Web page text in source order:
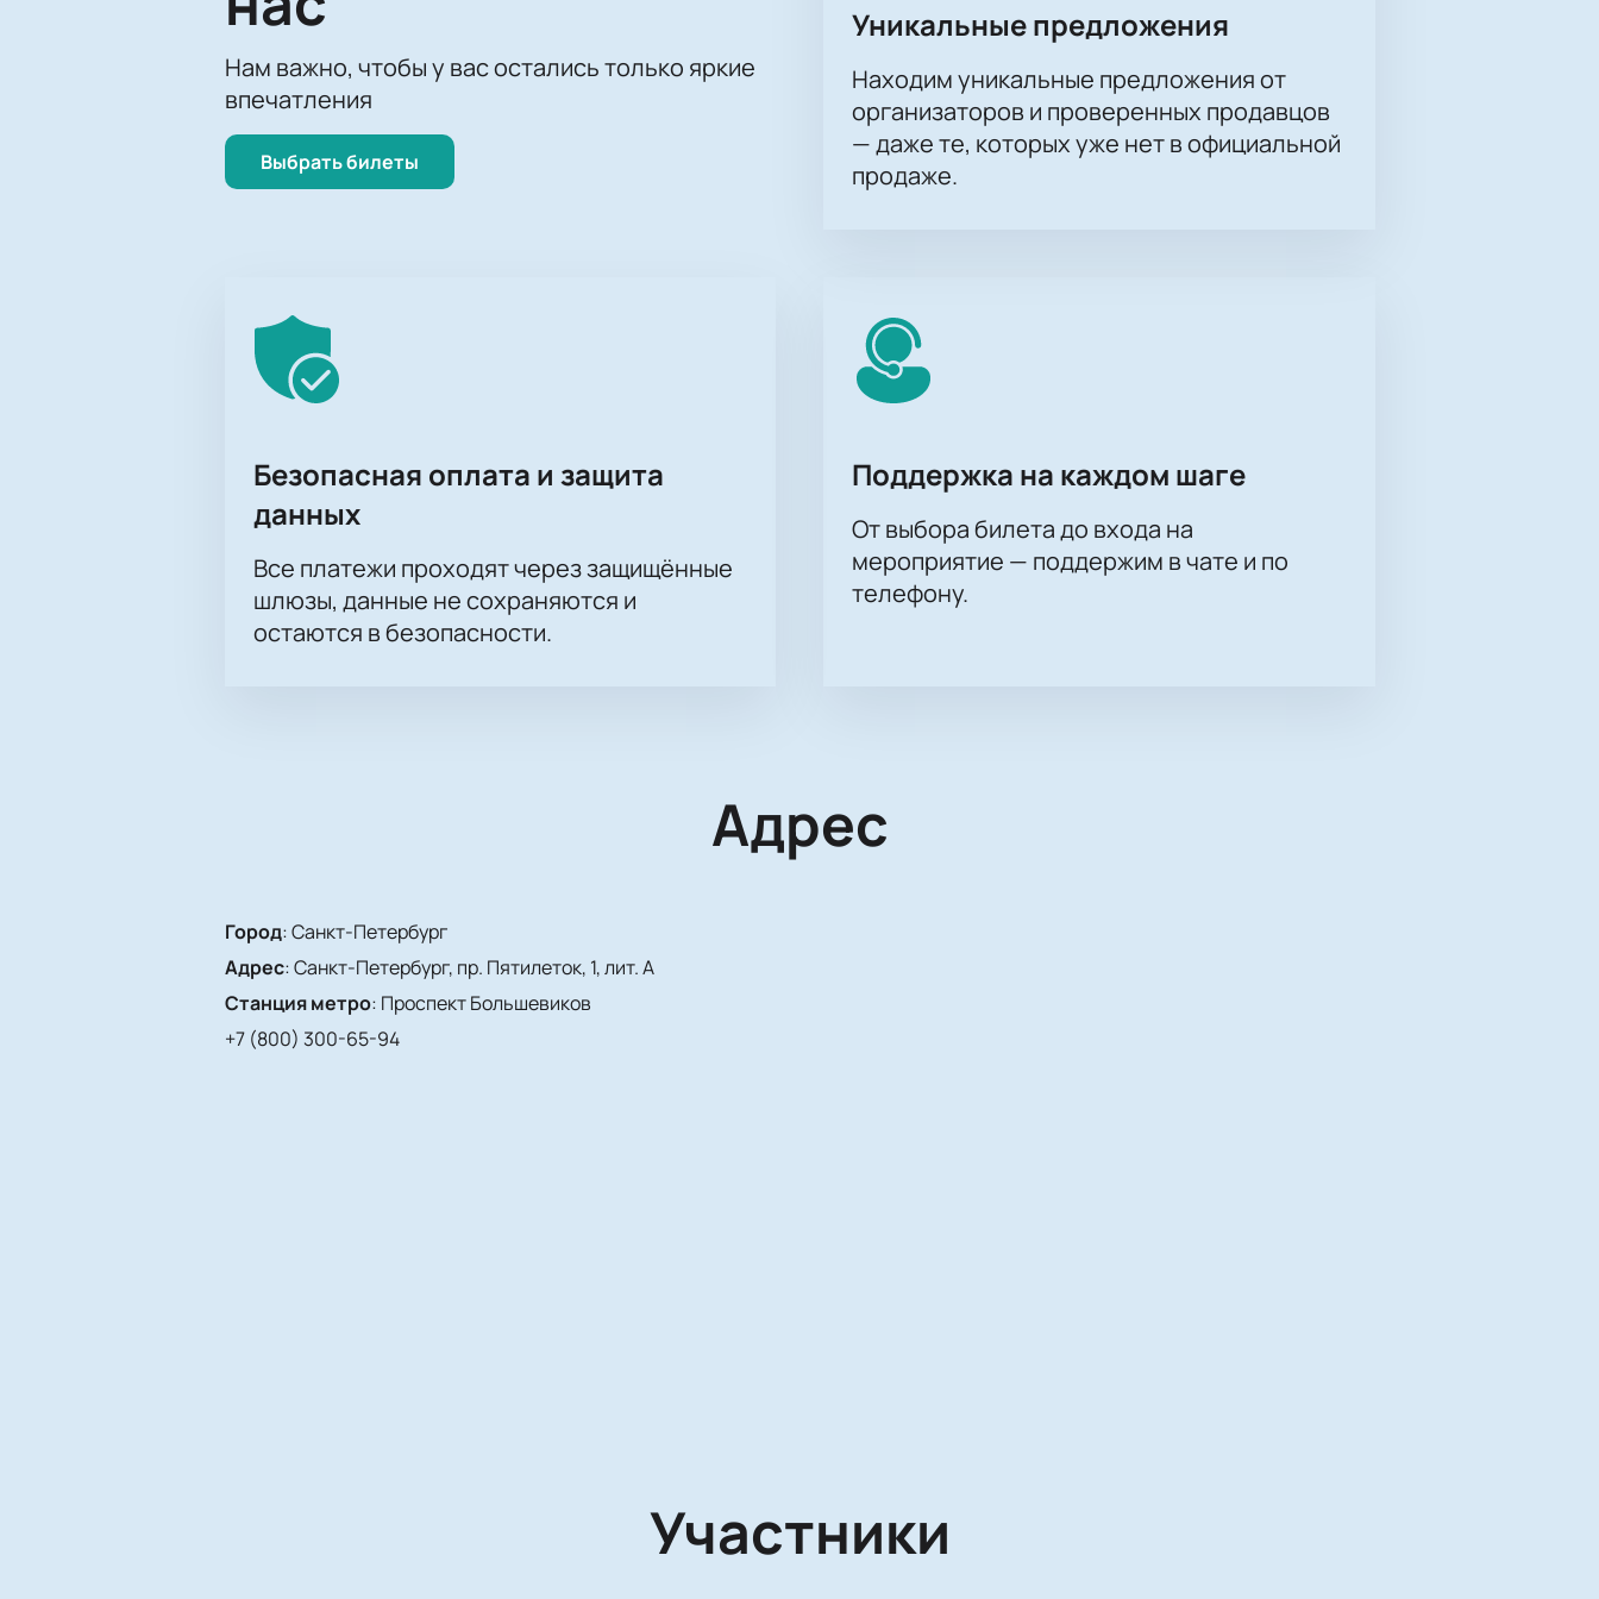
Нам важно, чтобы у вас остались только яркие
впечатления
Выбрать билеты
Уникальные предложения
Находим уникальные предложения от
организаторов и проверенных продавцов
— даже те, которых уже нет в официальной
продаже.
Безопасная оплата и защита
данных
Все платежи проходят через защищённые
шлюзы, данные не сохраняются и
остаются в безопасности.
Поддержка на каждом шаге
От выбора билета до входа на
мероприятие — поддержим в чате и по
телефону.
Адрес
Город:Санкт-Петербург
Адрес:Санкт-Петербург, пр. Пятилеток, 1, лит. А
Станция метро: Проспект Большевиков
+7 (800) 300-65-94
Участники